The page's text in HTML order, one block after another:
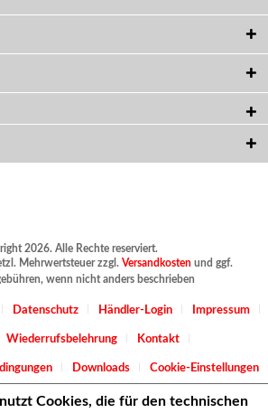
2026. Alle Rechte reserviert.
Mehrwertsteuer zzgl. Versandkostenund ggf.
wenn nicht anders beschrieben
Datenschutz Händler-Login Impressum
Wiederrufsbelehrung Kontakt
Downloads Cookie-Einstellungen
Cookies, die für den technischen